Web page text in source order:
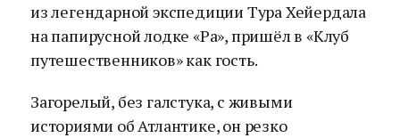
из легендарной экспедиции Тура Хейердала
на папирусной лодке «Ра», пришёл в «Клуб
путешественников» как гость.
Загорелый, без галстука, с живыми
историями об Атлантике, он резко